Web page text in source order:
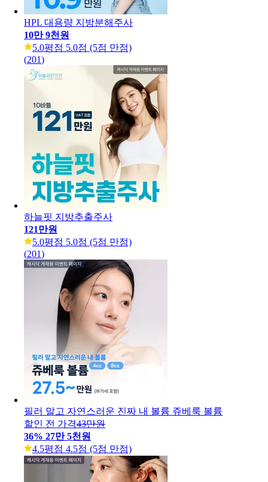
HPL 대용량 지방분해주사
10만 9천원
5.0평점 5.0점 (5점 만점)
(201)
하늘핏 지방추출주사
121만원
5.0평점 5.0점 (5점 만점)
(201)
필러 말고 자연스러운 진짜 내 볼륨 쥬베룩 볼륨
할인 전 가격43만원
36% 27만 5천원
4.5평점 4.5점 (5점 만점)